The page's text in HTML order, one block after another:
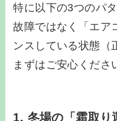
特に以下の3つのパ
故障ではなく「エア
ンスしている状態（
まずはご安心くださ
1. 冬場の「霜取り